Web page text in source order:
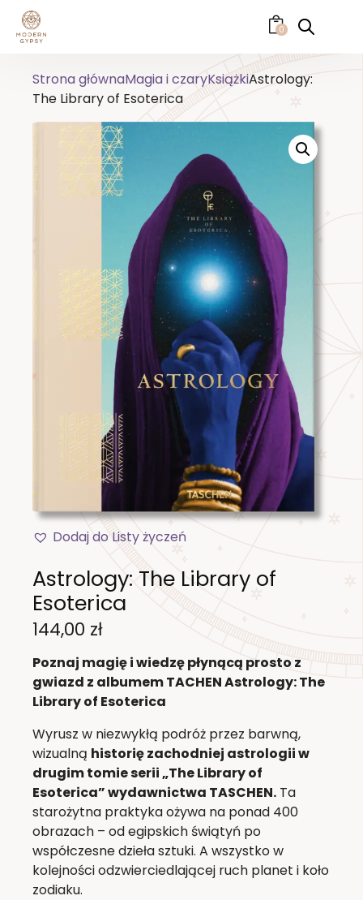
0
Strona głównaMagia i czaryKsiążkiAstrology:
The Library of Esoterica
Dodaj do Listy życzeń
Astrology: The Library of
Esoterica
144,00 zł
Poznaj magię i wiedzę płynącą prosto z
gwiazd z albumem TACHEN Astrology: The
Library of Esoterica
Wyrusz w niezwykłą podróż przez barwną,
wizualną historię zachodniej astrologii w
drugim tomie serii „The Library of
Esoterica” wydawnictwa TASCHEN. Ta
starożytna praktyka ożywa na ponad 400
obrazach – od egipskich świątyń po
współczesne dzieła sztuki. A wszystko w
kolejności odzwierciedlającej ruch planet i koło
zodiaku.